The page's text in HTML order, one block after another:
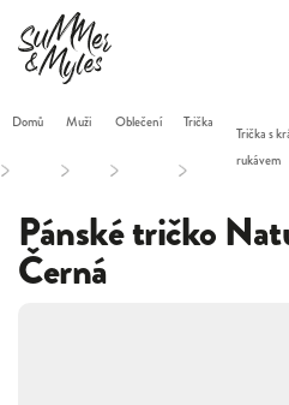
Domů
/
Muži
/
Oblečení
/
Trička
/
Trička s
rukávem
Pánské tričko
Černá